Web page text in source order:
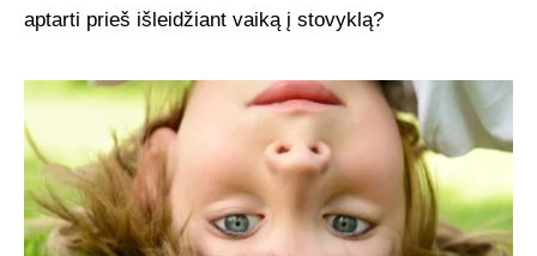
aptarti prieš išleidžiant vaiką į stovyklą?